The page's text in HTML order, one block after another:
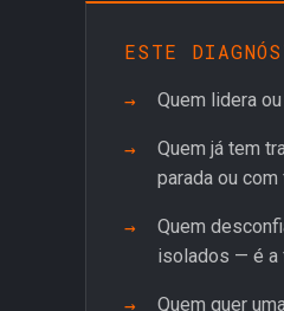
ESTE
Quem lidera
Quem já tem
parada ou com
Quem
isolados — é a
Quem quer